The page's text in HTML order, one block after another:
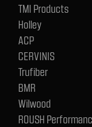
TMI Products
Holley
ACP
CERVINIS
Trufiber
BMR
Wilwood
ROUSH